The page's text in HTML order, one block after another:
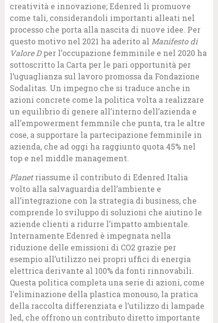
creatività e innovazione; Edenred li promuove
come tali, considerandoli importanti alleati nel
processo che porta alla nascita di nuove idee. Per
questo motivo nel 2021 ha aderito al Manifesto di
Valore Dper l’occupazione femminile e nel 2020 ha
sottoscritto la Carta per le pari opportunità per
l’uguaglianza sul lavoro promossa da Fondazione
Sodalitas. Un impegno che si traduce anche in
azioni concrete come la politica volta a realizzare
un equilibrio di genere all’interno dell’azienda e
all’empowerment femmnile che punta, tra le altre
cose, a supportare la partecipazione femminile in
azienda, che ad oggi ha raggiunto quota 45% nel
top e nel middle management.
Planetriassume il contributo di Edenred Italia
volto alla salvaguardia dell’ambiente e
all’integrazione con la strategia di business, che
comprende lo sviluppo di soluzioni che aiutino le
aziende clienti a ridurre l’impatto ambientale.
Internamente Edenred è impegnata nella
riduzione delle emissioni di CO2 grazie per
esempio all’utilizzo nei propri uffici di energia
elettrica derivante al 100% da fonti rinnovabili.
Questa politica completa una serie di azioni, come
l’eliminazione della plastica monouso, la pratica
della raccolta differenziata e l’utilizzo di lampade
led, che offrono un contributo diretto importante